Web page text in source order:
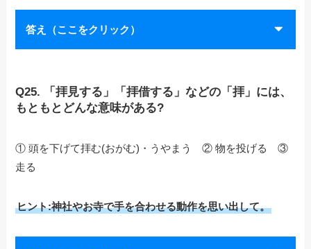
答え（ここをクリック）
Q25. 「拝見する」「拝借する」などの「拝」には、
もともとどんな意味がある?
① 頭を下げて拝む(おがむ)・うやまう ② 物を投げる ③
走る
ヒント:神社やお寺で手を合わせる動作を思い出して。